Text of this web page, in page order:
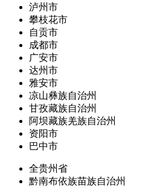
泸州市
攀枝花市
自贡市
成都市
广安市
达州市
雅安市
凉山彝族自治州
甘孜藏族自治州
阿坝藏族羌族自治州
资阳市
巴中市
全贵州省
黔南布依族苗族自治州